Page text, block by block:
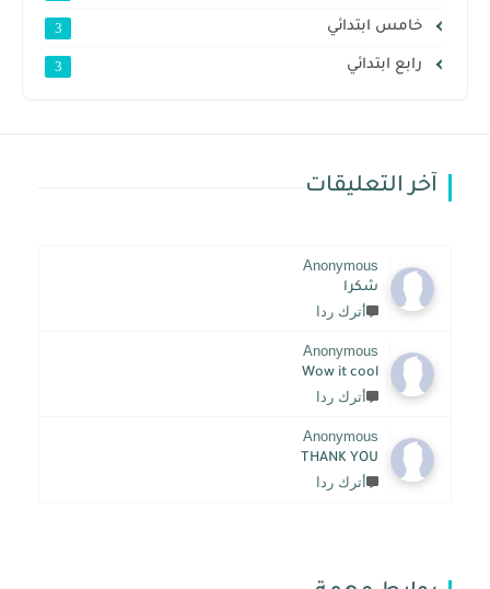
خامس ابتدائي 3
رابع ابتدائي 3
آخر التعليقات
Anonymous
شكرا
أترك ردا
Anonymous
Wow it cool
أترك ردا
Anonymous
THANK YOU
أترك ردا